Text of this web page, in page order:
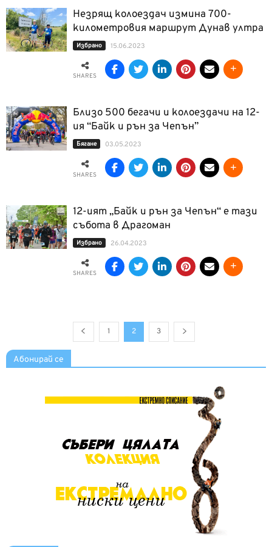
Незрящ колоездач измина 700-
километровия маршрут Дунав ултра
Избрано 15.06.2023
SHARES
Близо 500 бегачи и колоездачи на 12-
ия “Байк и рън за Чепън”
Бягане 03.05.2023
SHARES
12-ият „Байк и рън за Чепън“ е тази
събота в Драгоман
Избрано 26.04.2023
SHARES
1 2 3
Абонирай се